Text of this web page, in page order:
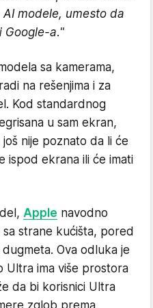
modele, umesto da
Google-a."
sa kamerama,
na rešenjima i za
Kod standardnog
u sam ekran,
nije poznato da li će
ispod ekrana ili će imati
Apple navodno
strane kućišta, pored
Ova odluka je
Ultra ima više prostora
da bi korisnici Ultra
zglob prema